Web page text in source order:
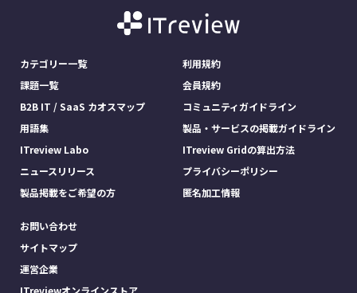
カテゴリー一覧
課題一覧
B2B IT / SaaS カオスマップ
用語集
ITreview Labo
ニュースリリース
製品掲載をご希望の方
利用規約
会員規約
コミュニティガイドライン
製品・サービスの掲載ガイドライン
ITreview Gridの算出方法
プライバシーポリシー
匿名加工情報
お問い合わせ
サイトマップ
運営企業